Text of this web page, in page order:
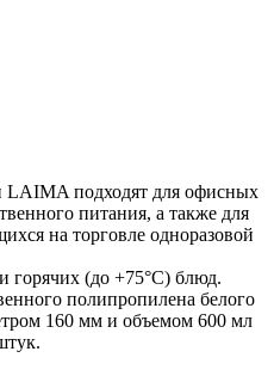
LAIMA подходят для офисных
питания, а также для
на торговле одноразовой
горячих (до +75°С) блюд.
полипропилена белого
160 мм и объемом 600 мл